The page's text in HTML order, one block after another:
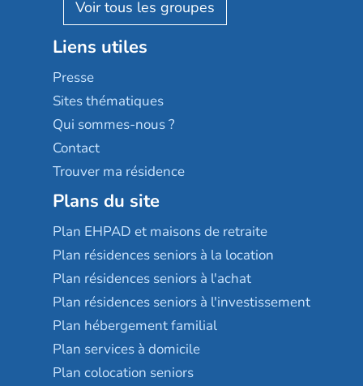
Stella management
Les villages d'or
Sérénys
Résidences services Villa Médicis
Résidalya
Groupe aplus
Liens utiles
Presse
Sites thématiques
Qui sommes-nous ?
Contact
Trouver ma résidence
Plans du site
Plan EHPAD et maisons de retraite
Plan résidences seniors à la location
Plan résidences seniors à l'achat
Plan résidences seniors à l'investissement
Plan hébergement familial
Plan services à domicile
Plan colocation seniors